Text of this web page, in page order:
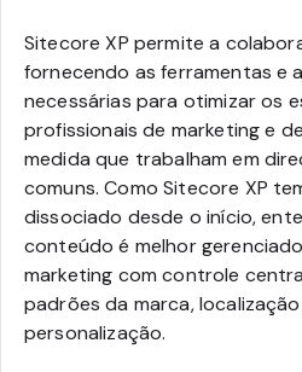
Sitecore XP permite a
fornecendo as ferramentas e
necessárias para otimizar os
profissionais de marketing e
medida que trabalham em
comuns. Como Sitecore XP
dissociado desde o início,
conteúdo é melhor
marketing com controle
padrões da marca,
personalização.